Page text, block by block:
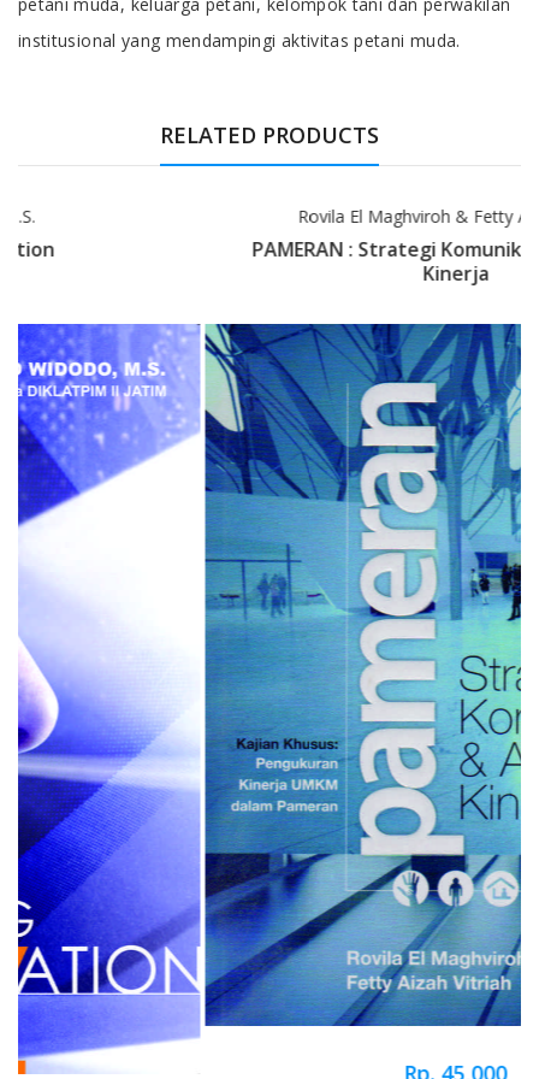
petani muda, keluarga petani, kelompok tani dan perwakilan
institusional yang mendampingi aktivitas petani muda.
RELATED PRODUCTS
Rovila El Maghviroh & Fetty Aizah Vitriah
PAMERAN : Strategi Komunikasi & Alat Ukur